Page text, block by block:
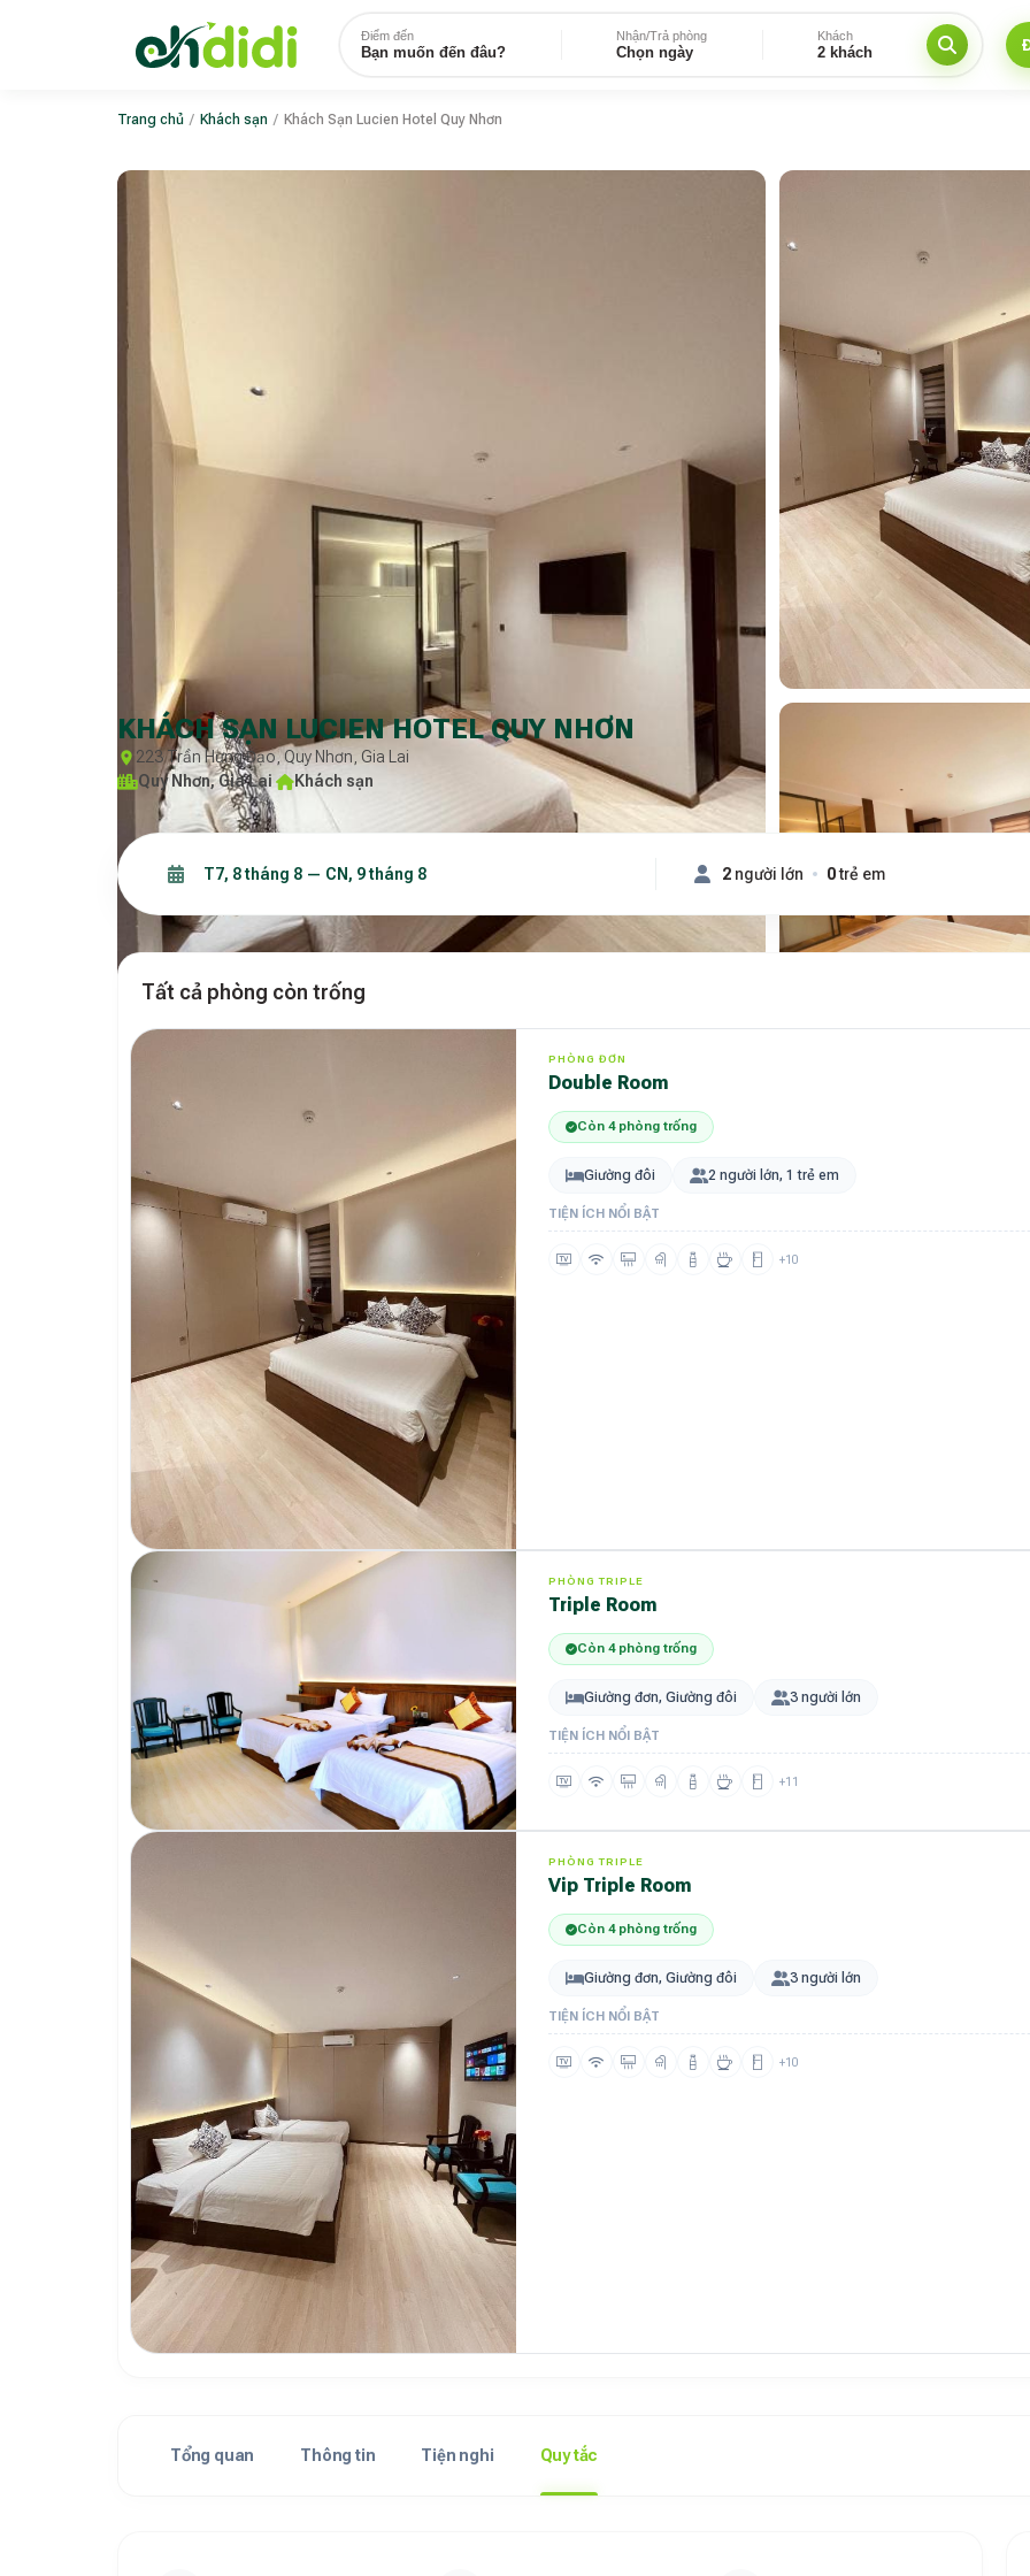
Điểm đến
Bạn muốn đến đâu?
Nhận/Trả phòng
Chọn ngày
Khách
2 khách
Trang chủ / Khách sạn / Khách Sạn Lucien Hotel Quy Nhơn
KHÁCH SẠN LUCIEN HOTEL QUY NHƠN
223 Trần Hưng Đạo, Quy Nhơn, Gia Lai
Quy Nhơn, Gia Lai· Khách sạn
2 người lớn 0trẻ em
Tất cả phòng còn trống
PHÒNG ĐƠN
Double Room
Còn 4 phòng trống
Giường đôi 2 người lớn, 1 trẻ em
TIỆN ÍCH NỔI BẬT
+10
PHÒNG TRIPLE
Triple Room
Còn 4 phòng trống
Giường đơn, Giường đôi 3 người lớn
TIỆN ÍCH NỔI BẬT
+11
PHÒNG TRIPLE
Vip Triple Room
Còn 4 phòng trống
Giường đơn, Giường đôi 3 người lớn
TIỆN ÍCH NỔI BẬT
+10
Tổng quan Thông tin Tiện nghi Quy tắc